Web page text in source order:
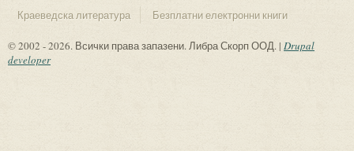
Краеведска литература
Безплатни електронни книги
© 2002 - 2026. Всички права запазени. Либра Скорп ООД. | Drupal
developer